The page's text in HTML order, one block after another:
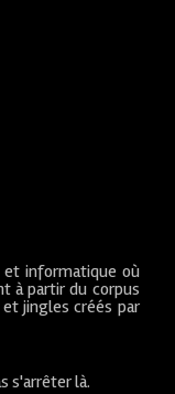
informatique où
à partir du corpus
jingles créés par
s'arrêter là.